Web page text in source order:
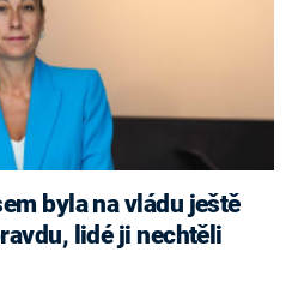
byla na vládu ještě
lidé ji nechtěli